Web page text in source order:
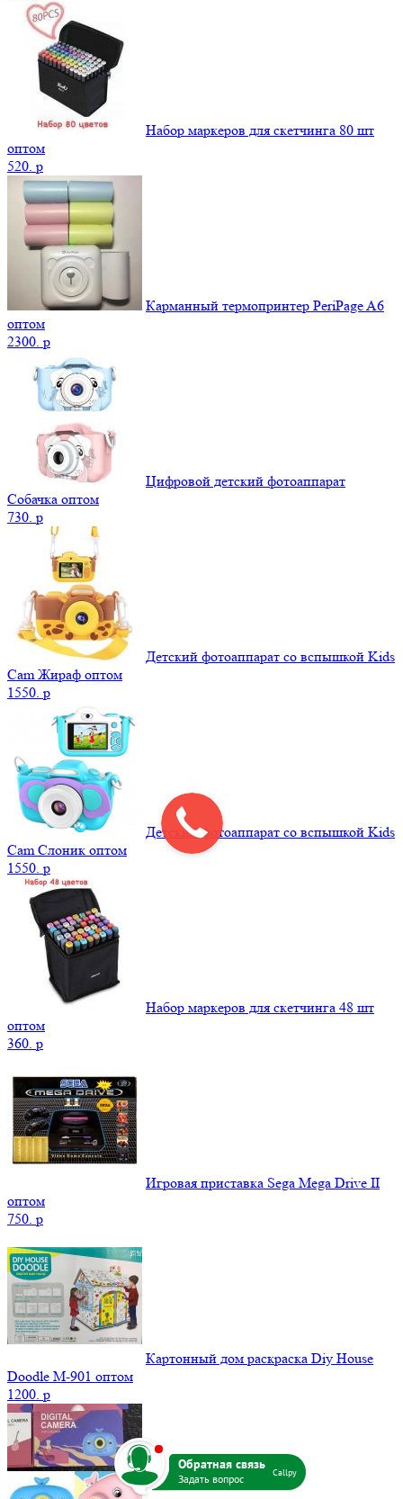
Набор маркеров для скетчинга 80 шт
оптом
520. p
Карманный термопринтер PeriPage A6
оптом
2300. p
Цифровой детский фотоаппарат
Собачка оптом
730. p
Детский фотоаппарат со вспышкой Kids
Cam Жираф оптом
1550. p
Детский фотоаппарат со вспышкой Kids
Cam Слоник оптом
1550. p
Набор маркеров для скетчинга 48 шт
оптом
360. p
Игровая приставка Sega Mega Drive II
оптом
750. p
Картонный дом раскраска Diy House
Doodle M-901 оптом
1200. p
Callpy
b